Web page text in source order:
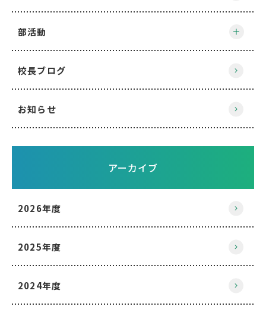
部活動
校長ブログ
お知らせ
アーカイブ
2026年度
2025年度
2024年度